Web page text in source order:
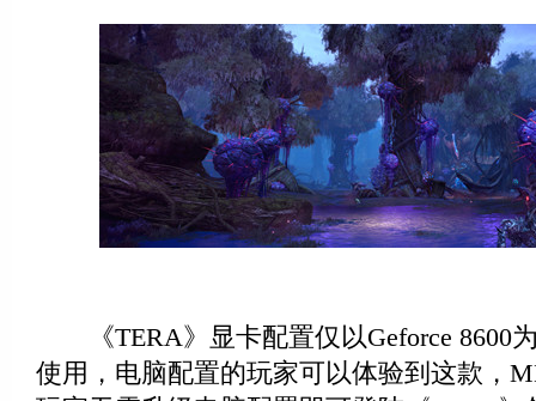
《TERA》显卡配置仅以Geforce 8600
使用，电脑配置的玩家可以体验到这款，